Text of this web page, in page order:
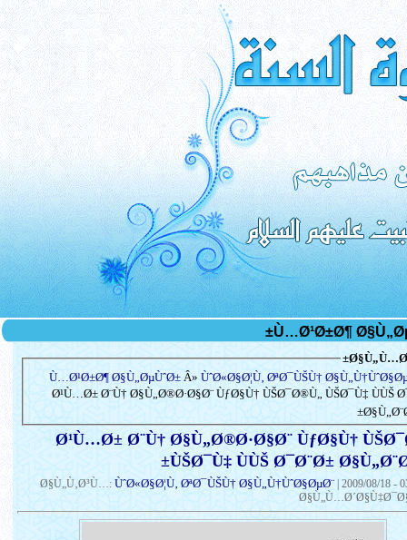
Ù…Ø¹Ø±Ø¶ Ø§Ù„ØµÙˆØ± Â» ÙˆØ«Ø§Ø¦Ù‚ ØªØ¯ÙŠÙ†
Ø¹Ù…Ø± Ø¨Ù† Ø§Ù„Ø®Ø·Ø§Ø¨ ÙƒØ§Ù† ÙŠØ¯Ø®Ù„ ÙŠØ¯Ù‡ ÙÙŠ
Ø¹Ù…Ø± Ø¨Ù† Ø§Ù„Ø®Ø·Ø§Ø¨ ÙƒØ§Ù†
ÙŠØ¯Ù‡ ÙÙŠ Ø¯Ø¨Ø±
Ø§Ù„Ù‚Ø³Ù…: ÙˆØ«Ø§Ø¦Ù‚ ØªØ¯ÙŠÙ† Ø§Ù„Ù†ÙˆØ§ØµØ¨ 2009/08/18 -